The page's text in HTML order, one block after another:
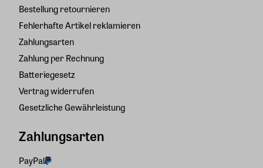
Bestellung retournieren
Fehlerhafte Artikel reklamieren
Zahlungsarten
Zahlung per Rechnung
Batteriegesetz
Vertrag widerrufen
Gesetzliche Gewährleistung
Zahlungsarten
PayPal